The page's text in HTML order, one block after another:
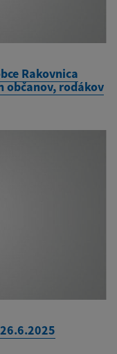
Rakovnica
občanov, rodákov